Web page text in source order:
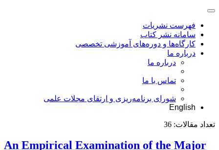
فهرست نشریات
سامانه نشر کتاب
کارگاه‌ها و دوره‌های آموزشی تخصصی
درباره ما
درباره ما
تماس با ما
شورای برنامه‌ریزی و ارتقای مجلات علمی
English
تعداد مقالات: 36
An Empirical Examination of the Major